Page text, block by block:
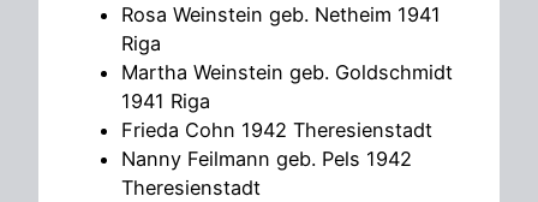
Rosa Weinstein geb. Netheim 1941
Riga
Martha Weinstein geb. Goldschmidt
1941 Riga
Frieda Cohn 1942 Theresienstadt
Nanny Feilmann geb. Pels 1942
Theresienstadt